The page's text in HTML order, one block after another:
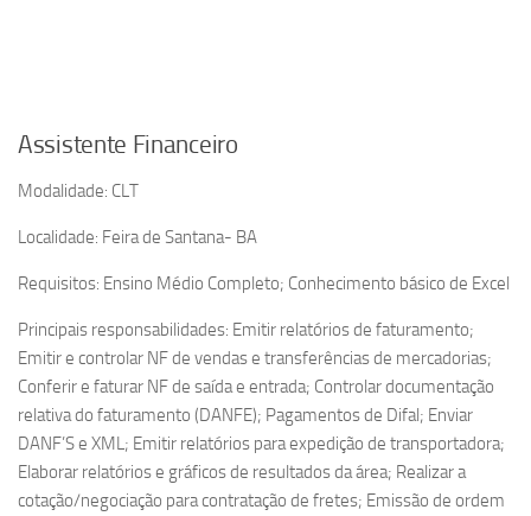
Assistente Financeiro
Modalidade: CLT
Localidade: Feira de Santana- BA
Requisitos: Ensino Médio Completo; Conhecimento básico de Excel
Principais responsabilidades: Emitir relatórios de faturamento;
Emitir e controlar NF de vendas e transferências de mercadorias;
Conferir e faturar NF de saída e entrada; Controlar documentação
relativa do faturamento (DANFE); Pagamentos de Difal; Enviar
DANF’S e XML; Emitir relatórios para expedição de transportadora;
Elaborar relatórios e gráficos de resultados da área; Realizar a
cotação/negociação para contratação de fretes; Emissão de ordem